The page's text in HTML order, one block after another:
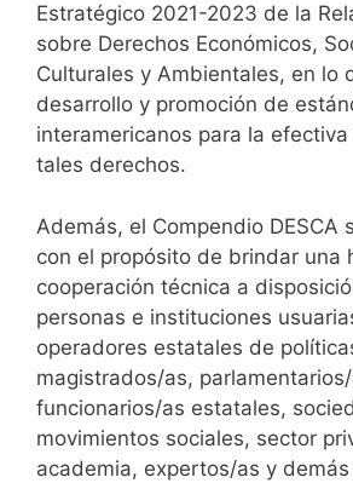
Estratégico 2021-2023 de la
sobre Derechos Económicos,
Culturales y Ambientales, en lo
desarrollo y promoción de
interamericanos para la
tales derechos.
Además, el Compendio DESCA
con el propósito de brindar una
cooperación técnica a
personas e instituciones
operadores estatales de
magistrados/as,
funcionarios/as estatales,
movimientos sociales, sector
academia, expertos/as y